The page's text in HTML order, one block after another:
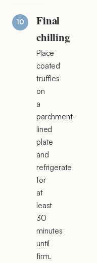
Final
chilling
Place
coated
truffles
on
a
parchment-
lined
plate
and
refrigerate
for
at
least
30
minutes
until
firm.